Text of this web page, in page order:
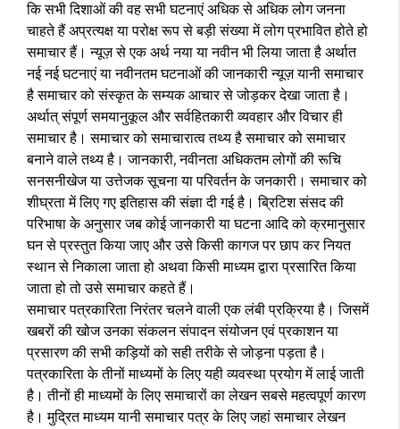
कि सभी दिशाओं की वह सभी घटनाएं अधिक से अधिक लोग जनना
चाहते हैं अप्रत्यक्ष या परोक्ष रूप से बड़ी संख्या में लोग प्रभावित होते हो
समाचार हैं। न्यूज़ से एक अर्थ नया या नवीन भी लिया जाता है अर्थात
नई नई घटनाएं या नवीनतम घटनाओं की जानकारी न्यूज़ यानी समाचार
है समाचार को संस्कृत के सम्यक आचार से जोड़कर देखा जाता है।
अर्थात् संपूर्ण समयानुकूल और सर्वहितकारी व्यवहार और विचार ही
समाचार है। समाचार को समाचारात्व तथ्य है समाचार को समाचार
बनाने वाले तथ्य है। जानकारी, नवीनता अधिकतम लोगों की रूचि
सनसनीखेज या उत्तेजक सूचना या परिवर्तन के जनकारी। समाचार को
शीघ्रता में लिए गए इतिहास की संज्ञा दी गई है। ब्रिटिश संसद की
परिभाषा के अनुसार जब कोई जानकारी या घटना आदि को क्रमानुसार
घन से प्रस्तुत किया जाए और उसे किसी कागज पर छाप कर नियत
स्थान से निकाला जाता हो अथवा किसी माध्यम द्वारा प्रसारित किया
जाता हो तो उसे समाचार कहते हैं।
समाचार पत्रकारिता निरंतर चलने वाली एक लंबी प्रक्रिया है। जिसमें
खबरों की खोज उनका संकलन संपादन संयोजन एवं प्रकाशन या
प्रसारण की सभी कड़ियों को सही तरीके से जोड़ना पड़ता है।
पत्रकारिता के तीनों माध्यमों के लिए यही व्यवस्था प्रयोग में लाई जाती
है। तीनों ही माध्यमों के लिए समाचारों का लेखन सबसे महत्वपूर्ण कारण
है। मुद्रित माध्यम यानी समाचार पत्र के लिए जहां समाचार लेखन